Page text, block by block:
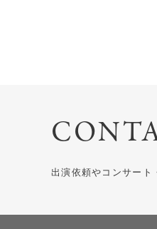
出演依頼やコンサート